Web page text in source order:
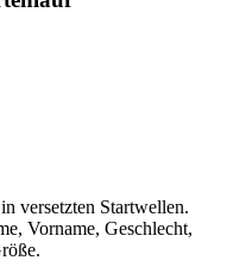
versetzten Startwellen.
Vorname, Geschlecht,